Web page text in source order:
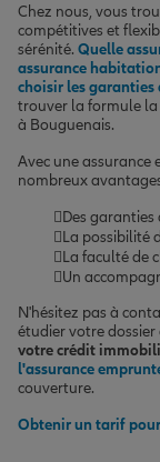
Chez nous, vous
compétitives et
sérénité. Quelle
assurance
choisir les garanties
trouver la formule
à Bouguenais.
Avec une
nombreux
Des
La possibilité
La faculté de
Un
N'hésitez pas à
étudier votre
votre crédit
l'assurance
couverture.
Obtenir un tarif